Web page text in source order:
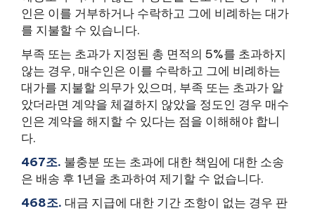
인은 이를 거부하거나 수락하고 그에 비례하는 대가
를 지불할 수 있습니다.
부족 또는 초과가 지정된 총 면적의 5%를 초과하지
않는 경우, 매수인은 이를 수락하고 그에 비례하는
대가를 지불할 의무가 있으며, 부족 또는 초과가 알
았더라면 계약을 체결하지 않았을 정도인 경우 매수
인은 계약을 해지할 수 있다는 점을 이해해야 합니
다.
467조. 불충분 또는 초과에 대한 책임에 대한 소송
은 배송 후 1년을 초과하여 제기할 수 없습니다.
468조. 대금 지급에 대한 기간 조항이 없는 경우 판